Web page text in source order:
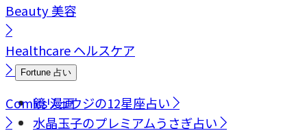
Beauty美容
Healthcareヘルスケア
Fortune 占い
鏡リュウジの12星座占い
水晶玉子のプレミアムうさぎ占い
Comics漫画